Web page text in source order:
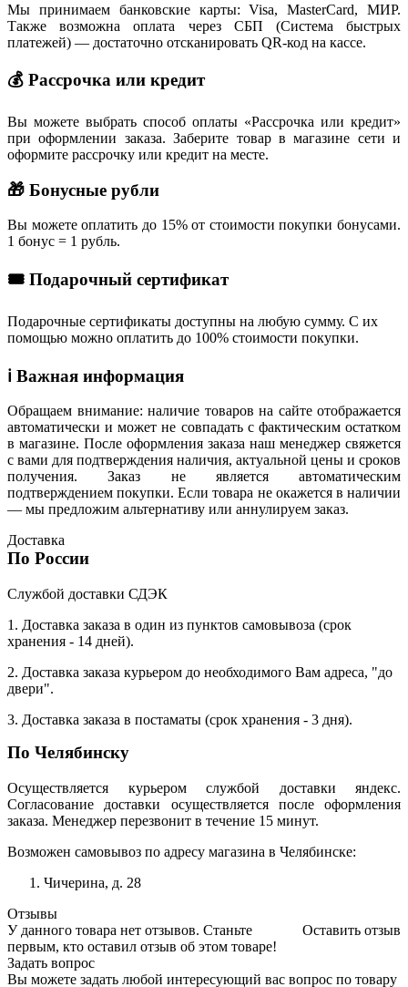
Мы принимаем банковские карты: Visa, MasterCard, МИР.
Также возможна оплата через СБП (Система быстрых
платежей) — достаточно отсканировать QR-код на кассе.
💰 Рассрочка или кредит
Вы можете выбрать способ оплаты «Рассрочка или кредит»
при оформлении заказа. Заберите товар в магазине сети и
оформите рассрочку или кредит на месте.
🎁 Бонусные рубли
Вы можете оплатить до 15% от стоимости покупки бонусами.
1 бонус = 1 рубль.
🎟 Подарочный сертификат
Подарочные сертификаты доступны на любую сумму. С их
помощью можно оплатить до 100% стоимости покупки.
ℹ️ Важная информация
Обращаем внимание: наличие товаров на сайте отображается
автоматически и может не совпадать с фактическим остатком
в магазине. После оформления заказа наш менеджер свяжется
с вами для подтверждения наличия, актуальной цены и сроков
получения. Заказ не является автоматическим
подтверждением покупки. Если товара не окажется в наличии
— мы предложим альтернативу или аннулируем заказ.
Доставка
По России
Службой доставки СДЭК
1. Доставка заказа в один из пунктов самовывоза (срок
хранения - 14 дней).
2. Доставка заказа курьером до необходимого Вам адреса, "до
двери".
3. Доставка заказа в постаматы (срок хранения - 3 дня).
По Челябинску
Осуществляется курьером службой доставки яндекс.
Согласование доставки осуществляется после оформления
заказа. Менеджер перезвонит в течение 15 минут.
Возможен самовывоз по адресу магазина в Челябинске:
Чичерина, д. 28
Отзывы
Оставить отзыв
У данного товара нет отзывов. Станьте
первым, кто оставил отзыв об этом товаре!
Задать вопрос
Вы можете задать любой интересующий вас вопрос по товару